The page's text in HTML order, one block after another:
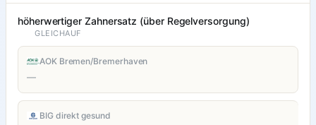
höherwertiger Zahnersatz (über Regelversorgung)
GLEICHAUF
AOK Bremen/Bremerhaven
—
BIG direkt gesund